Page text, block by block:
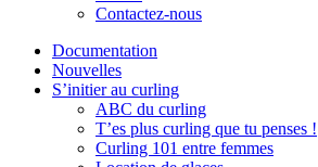
Contactez-nous
Documentation
Nouvelles
S’initier au curling
ABC du curling
T’es plus curling que tu penses !
Curling 101 entre femmes